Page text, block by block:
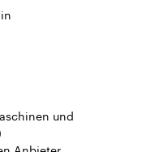
und